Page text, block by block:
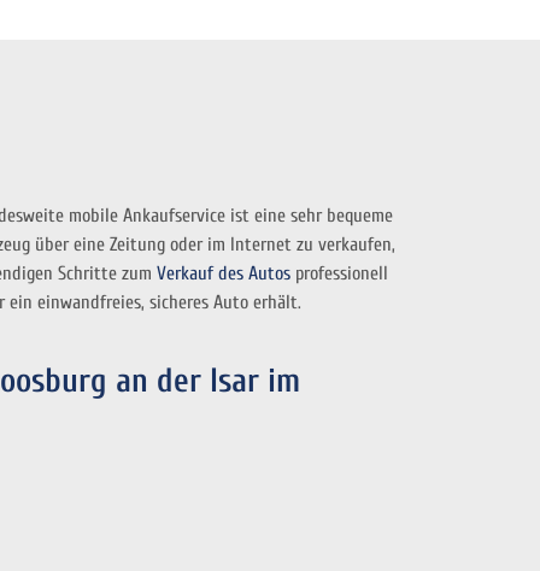
mobile Ankaufservice ist eine sehr bequeme
über eine Zeitung oder im Internet zu verkaufen,
Schritte zum Verkauf des Autos professionell
ein einwandfreies, sicheres Auto erhält.
an der Isar im